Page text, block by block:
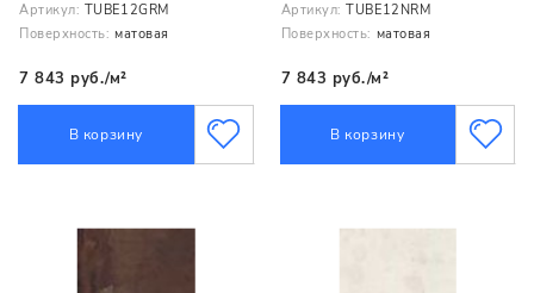
Артикул: TUBE12GRM
Поверхность: матовая
7 843 руб./м²
В корзину
Артикул: TUBE12NRM
Поверхность: матовая
7 843 руб./м²
В корзину